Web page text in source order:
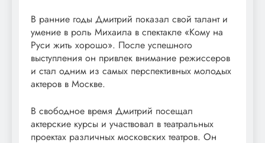
В ранние годы Дмитрий показал свой талант и
умение в роль Михаила в спектакле «Кому на
Руси жить хорошо». После успешного
выступления он привлек внимание режиссеров
и стал одним из самых перспективных молодых
актеров в Москве.
В свободное время Дмитрий посещал
актерские курсы и участвовал в театральных
проектах различных московских театров. Он